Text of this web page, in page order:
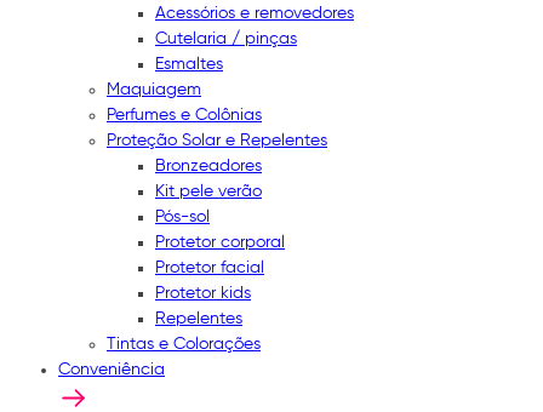
Acessórios e removedores
Cutelaria / pinças
Esmaltes
Maquiagem
Perfumes e Colônias
Proteção Solar e Repelentes
Bronzeadores
Kit pele verão
Pós-sol
Protetor corporal
Protetor facial
Protetor kids
Repelentes
Tintas e Colorações
Conveniência